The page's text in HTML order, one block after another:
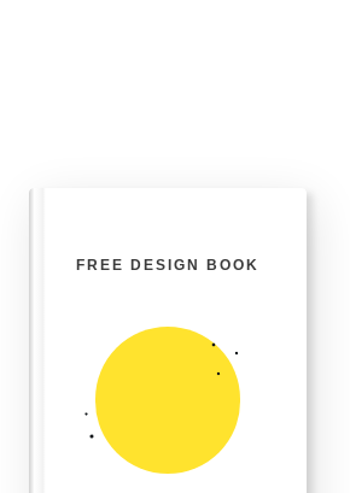
FREE DESIGN BOOK